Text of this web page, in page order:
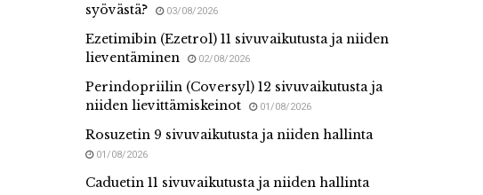
syövästä?
03/08/2026
Ezetimibin (Ezetrol) 11 sivuvaikutusta ja niiden
lieventäminen
02/08/2026
Perindopriilin (Coversyl) 12 sivuvaikutusta ja
niiden lievittämiskeinot
01/08/2026
Rosuzetin 9 sivuvaikutusta ja niiden hallinta
01/08/2026
Caduetin 11 sivuvaikutusta ja niiden hallinta